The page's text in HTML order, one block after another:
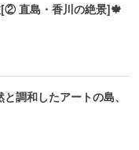
直島・香川の絶景]🍁
調和したアートの島、